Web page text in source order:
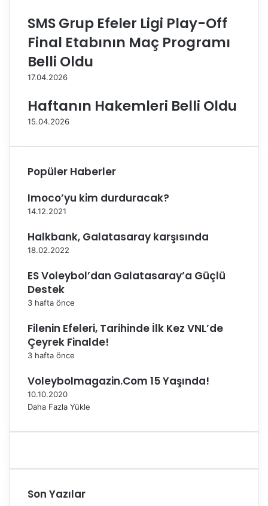
k
a
r
’
ı
-
1
d
SMS Grup Efeler Ligi Play-Off
Final Etabının Maç Programı
Belli Oldu
17.04.2026
Haftanın Hakemleri Belli Oldu
15.04.2026
Popüler Haberler
Imoco’yu kim durduracak?
14.12.2021
Halkbank, Galatasaray karşısında
18.02.2022
ES Voleybol’dan Galatasaray’a Güçlü
Destek
3 hafta önce
Filenin Efeleri, Tarihinde İlk Kez VNL’de
Çeyrek Finalde!
3 hafta önce
Voleybolmagazin.Com 15 Yaşında!
10.10.2020
Daha Fazla Yükle
Son Yazılar